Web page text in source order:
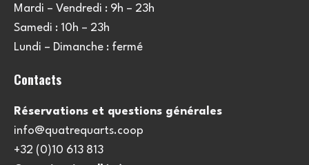
Mardi – Vendredi : 9h – 23h
Samedi : 10h – 23h
Lundi – Dimanche : fermé
Contacts
Réservations et questions générales
info@quatrequarts.coop
+32 (0)10 613 813